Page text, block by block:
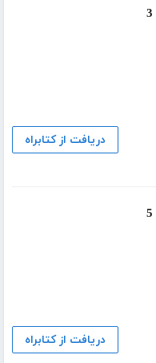
دریافت از کتابراه
دریافت از کتابراه